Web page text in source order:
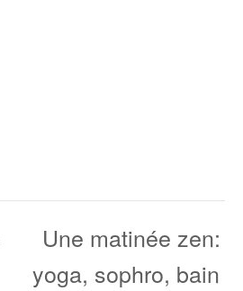
Une matinée zen:
yoga, sophro, bain